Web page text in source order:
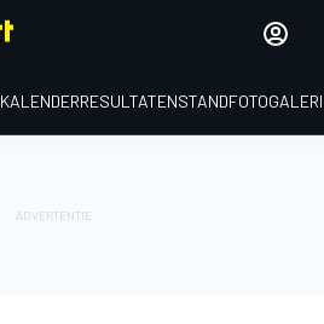
KALENDERRESULTATENSTAND